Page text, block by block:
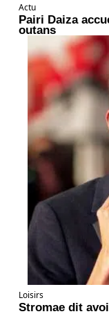
Actu
Pairi Daiza
outans
Loisirs
Stromae dit